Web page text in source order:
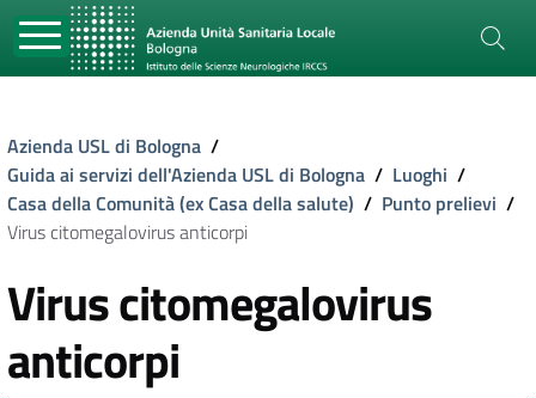
Azienda USL di Bologna /
Guida ai servizi dell'Azienda USL di Bologna / Luoghi /
Casa della Comunità (ex Casa della salute) / Punto prelievi /
Virus citomegalovirus anticorpi
Virus citomegalovirus
anticorpi